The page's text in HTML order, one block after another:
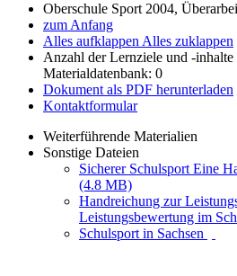
Oberschule Sport 2004,
zum Anfang
Alles aufklappen Alles zuklappen
Anzahl der Lernziele und -
Materialdatenbank: 0
Dokument als PDF herunterladen
Kontaktformular
Weiterführende Materialien
Sonstige Dateien
Sicherer Schulsport Eine
(4.8 MB)
Handreichung zur
Leistungsbewertung im
Schulsport in Sachsen